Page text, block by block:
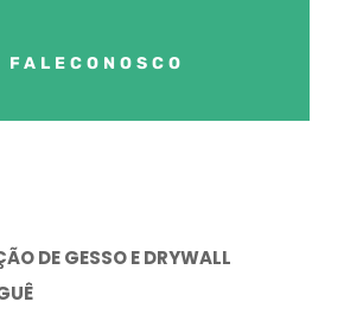
FALECONOSCO
DE GESSO E DRYWALL